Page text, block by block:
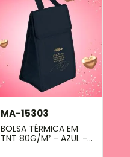
MA-15303
BOLSA TÉRMICA EM
TNT 80G/M² - AZUL -